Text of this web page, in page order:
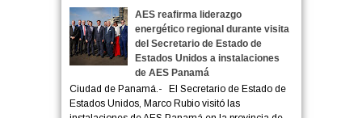
AES reafirma liderazgo
energético regional durante visita
del Secretario de Estado de
Estados Unidos a instalaciones
de AES Panamá
Ciudad de Panamá.- El Secretario de Estado de
Estados Unidos, Marco Rubio visitó las